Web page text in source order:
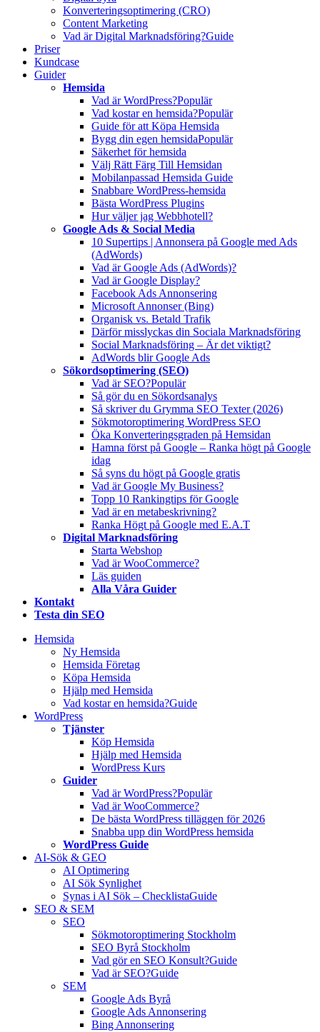
Konverteringsoptimering (CRO)
Content Marketing
Vad är Digital Marknadsföring?Guide
Priser
Kundcase
Guider
Hemsida
Vad är WordPress?Populär
Vad kostar en hemsida?Populär
Guide för att Köpa Hemsida
Bygg din egen hemsidaPopulär
Säkerhet för hemsida
Välj Rätt Färg Till Hemsidan
Mobilanpassad Hemsida Guide
Snabbare WordPress-hemsida
Bästa WordPress Plugins
Hur väljer jag Webbhotell?
Google Ads & Social Media
10 Supertips | Annonsera på Google med Ads
(AdWords)
Vad är Google Ads (AdWords)?
Vad är Google Display?
Facebook Ads Annonsering
Microsoft Annonser (Bing)
Organisk vs. Betald Trafik
Därför misslyckas din Sociala Marknadsföring
Social Marknadsföring – Är det viktigt?
AdWords blir Google Ads
Sökordsoptimering (SEO)
Vad är SEO?Populär
Så gör du en Sökordsanalys
Så skriver du Grymma SEO Texter (2026)
Sökmotoroptimering WordPress SEO
Öka Konverteringsgraden på Hemsidan
Hamna först på Google – Ranka högt på Google
idag
Så syns du högt på Google gratis
Vad är Google My Business?
Topp 10 Rankingtips för Google
Vad är en metabeskrivning?
Ranka Högt på Google med E.A.T
Digital Marknadsföring
Starta Webshop
Vad är WooCommerce?
Läs guiden
Alla Våra Guider
Kontakt
Testa din SEO
Hemsida
Ny Hemsida
Hemsida Företag
Köpa Hemsida
Hjälp med Hemsida
Vad kostar en hemsida?Guide
WordPress
Tjänster
Köp Hemsida
Hjälp med Hemsida
WordPress Kurs
Guider
Vad är WordPress?Populär
Vad är WooCommerce?
De bästa WordPress tilläggen för 2026
Snabba upp din WordPress hemsida
WordPress Guide
AI-Sök & GEO
AI Optimering
AI Sök Synlighet
Synas i AI Sök – ChecklistaGuide
SEO & SEM
SEO
Sökmotoroptimering Stockholm
SEO Byrå Stockholm
Vad gör en SEO Konsult?Guide
Vad är SEO?Guide
SEM
Google Ads Byrå
Google Ads Annonsering
Bing Annonsering